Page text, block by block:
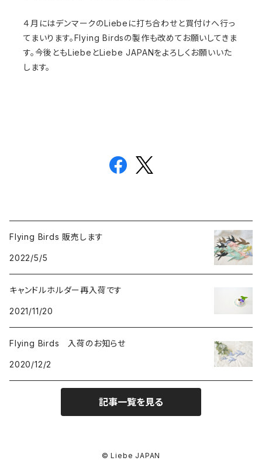
４月にはデンマークのLiebeに打ち合わせと買付けへ行っ
てまいります。Flying Birdsの製作も改めてお願いしてきま
す。今後ともLiebeとLiebe JAPANをよろしくお願いいた
します。
Flying Birds 販売します
2022/5/5
キャンドルホルダー再入荷です
2021/11/20
Flying Birds 入荷のお知らせ
2020/12/2
記事一覧を見る
© Liebe JAPAN